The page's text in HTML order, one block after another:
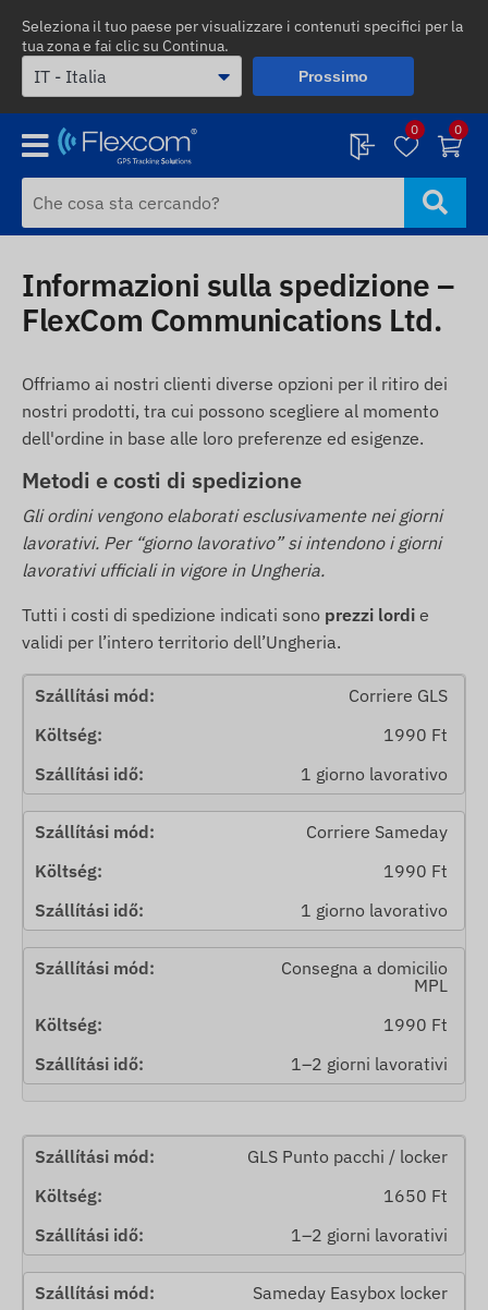
Seleziona il tuo paese per visualizzare i contenuti specifici per la
tua zona e fai clic su Continua.
Prossimo
0 0
Informazioni sulla spedizione –
FlexCom Communications Ltd.
Offriamo ai nostri clienti diverse opzioni per il ritiro dei
nostri prodotti, tra cui possono scegliere al momento
dell'ordine in base alle loro preferenze ed esigenze.
Metodi e costi di spedizione
Gli ordini vengono elaborati esclusivamente nei giorni
lavorativi. Per “giorno lavorativo” si intendono i giorni
lavorativi ufficiali in vigore in Ungheria.
Tutti i costi di spedizione indicati sono prezzi lordi e
validi per l’intero territorio dell’Ungheria.
Corriere GLS
1990 Ft
1 giorno lavorativo
Corriere Sameday
1990 Ft
1 giorno lavorativo
Consegna a domicilio
MPL
1990 Ft
1–2 giorni lavorativi
GLS Punto pacchi / locker
1650 Ft
1–2 giorni lavorativi
Sameday Easybox locker